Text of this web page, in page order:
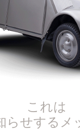
これは
らせするメ